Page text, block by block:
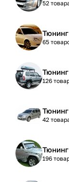
52
65
126
42
196